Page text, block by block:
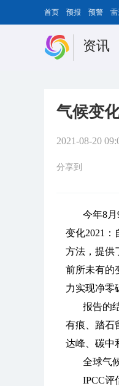
首页 预报 预警
资讯
气候变
2021-08-20
分享到
今年8
变化2021
方法，提供
前所未有的
力实现净零
报告的
有痕、踏石
达峰、碳中
全球气
IPCC评